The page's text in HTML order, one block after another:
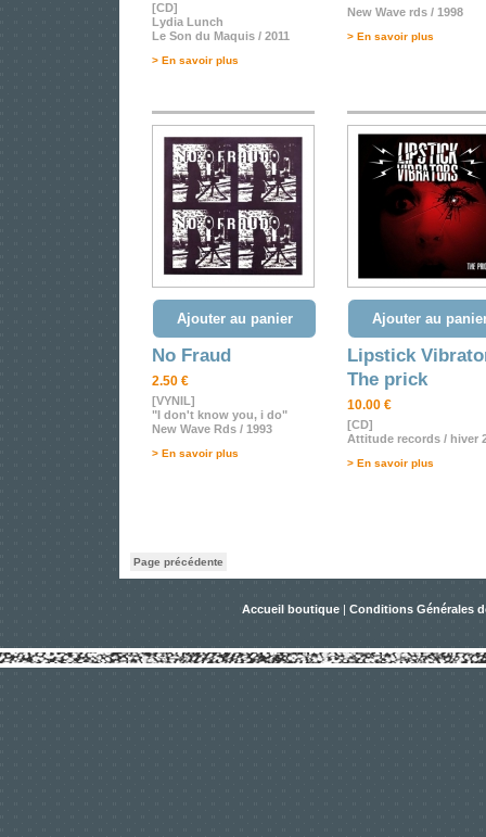
[CD]
Lydia Lunch
Le Son du Maquis / 2011
> En savoir plus
New Wave rds / 1998
> En savoir plus
Ajouter au panier
No Fraud
2.50 €
[VYNIL]
"I don't know you, i do"
New Wave Rds / 1993
> En savoir plus
Ajouter au
Lipstick
The prick
10.00 €
[CD]
Attitude records / hiver
> En savoir plus
Page précédente
Accueil boutique | Conditions Générales